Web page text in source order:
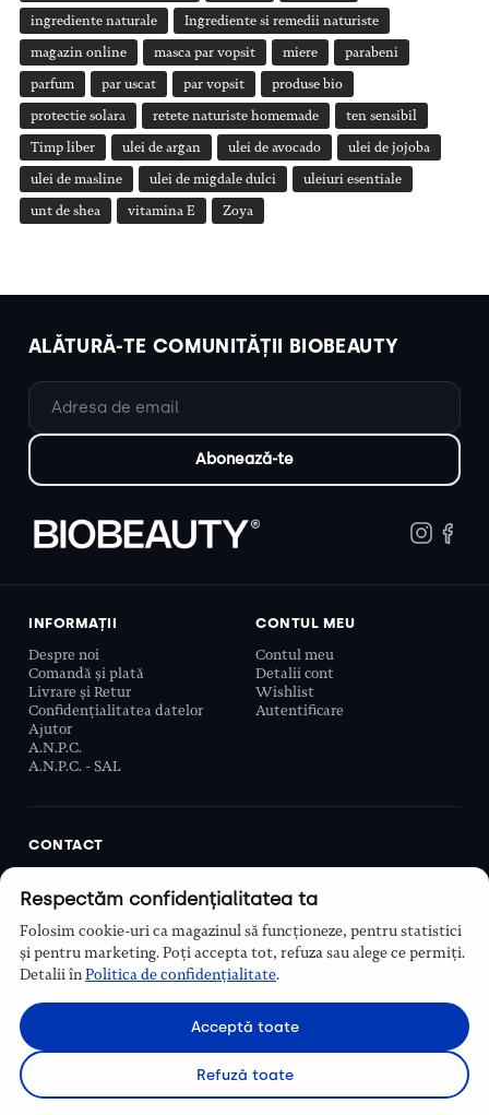
ingrediente naturale Ingrediente si remedii naturiste
magazin online masca par vopsit miere parabeni
parfum par uscat par vopsit produse bio
protectie solara retete naturiste homemade ten sensibil
Timp liber ulei de argan ulei de avocado ulei de jojoba
ulei de masline ulei de migdale dulci uleiuri esentiale
unt de shea vitamina E Zoya
ALĂTURĂ-TE COMUNITĂȚII BIOBEAUTY
INFORMAȚII
Despre noi
Comandă și plată
Livrare și Retur
Confidențialitatea datelor
Ajutor
A.N.P.C.
A.N.P.C. - SAL
CONTUL MEU
Contul meu
Detalii cont
Wishlist
Autentificare
CONTACT
Sector 6, București, România
Program
Luni–Vineri, 9:00 – 16:00
Respectăm confidențialitatea ta
Folosim cookie-uri ca magazinul să funcționeze, pentru statistici
și pentru marketing. Poți accepta tot, refuza sau alege ce permiți.
Detalii înPolitica de confidențialitate.
Acceptă toate
Refuză toate